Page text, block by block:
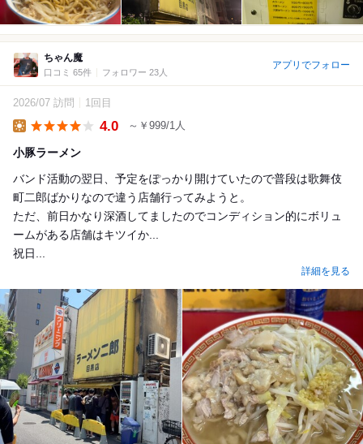
ちゃん魔
口コミ 65件 フォロワー 23人
アプリでフォロー
2026/07 訪問 1回目
4.0 ～￥999/1人
小豚ラーメン
バンド活動の翌日、予定をぽっかり開けていたので普段は歌舞伎
町二郎ばかりなので違う店舗行ってみようと。
ただ、前日かなり深酒してましたのでコンディション的にボリュ
ームがある店舗はキツイか...
祝日...
詳細を見る